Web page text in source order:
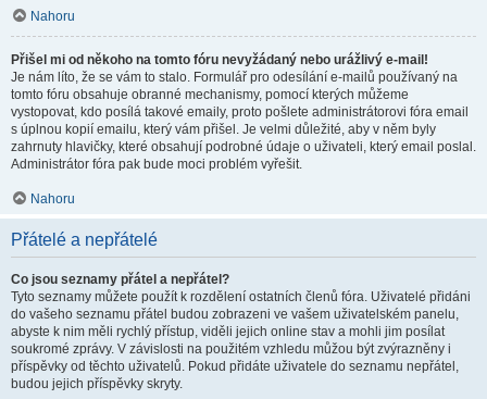
Nahoru
Přišel mi od někoho na tomto fóru nevyžádaný nebo urážlivý e-mail!
Je nám líto, že se vám to stalo. Formulář pro odesílání e-mailů používaný na
tomto fóru obsahuje obranné mechanismy, pomocí kterých můžeme
vystopovat, kdo posílá takové emaily, proto pošlete administrátorovi fóra email
s úplnou kopií emailu, který vám přišel. Je velmi důležité, aby v něm byly
zahrnuty hlavičky, které obsahují podrobné údaje o uživateli, který email poslal.
Administrátor fóra pak bude moci problém vyřešit.
Nahoru
Přátelé a nepřátelé
Co jsou seznamy přátel a nepřátel?
Tyto seznamy můžete použít k rozdělení ostatních členů fóra. Uživatelé přidáni
do vašeho seznamu přátel budou zobrazeni ve vašem uživatelském panelu,
abyste k nim měli rychlý přístup, viděli jejich online stav a mohli jim posílat
soukromé zprávy. V závislosti na použitém vzhledu můžou být zvýrazněny i
příspěvky od těchto uživatelů. Pokud přidáte uživatele do seznamu nepřátel,
budou jejich příspěvky skryty.